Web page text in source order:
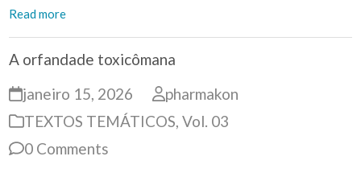
Read more
A orfandade toxicômana
janeiro 15, 2026
pharmakon
TEXTOS TEMÁTICOS,Vol. 03
0 Comments